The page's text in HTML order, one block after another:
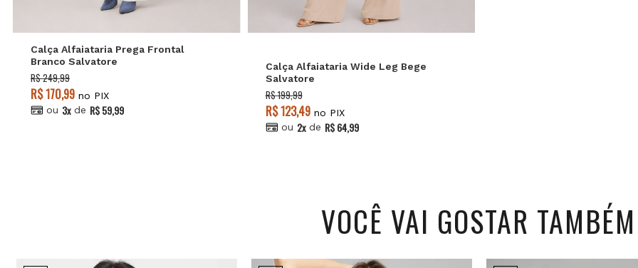
Calça Alfaiataria Prega Frontal
Branco Salvatore
R$ 249,99
R$ 170,99 no PIX
ou 3x de R$ 59,99
G
Calça Alfaiataria Wide Leg Bege
Salvatore
R$ 199,99
R$ 123,49no PIX
ou 2x de R$ 64,99
VOCÊ VAI GOSTAR TAMBÉM